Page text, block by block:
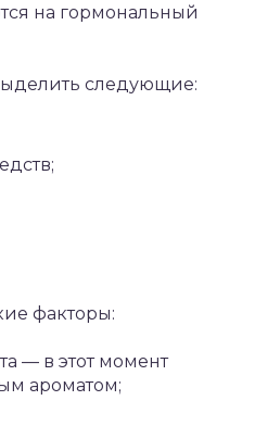
на гормональный
следующие:
факторы:
— в этот момент
ароматом;